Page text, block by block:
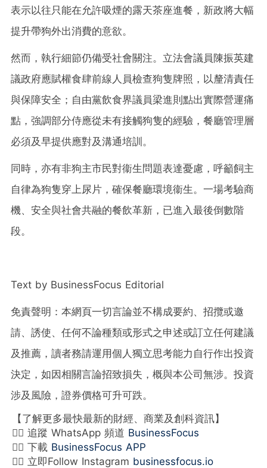
表示以往只能在允許吸煙的露天茶座進餐，新政將大幅
提升帶狗外出消費的意欲。
然而，執行細節仍備受社會關注。立法會議員陳振英建
議政府應賦權食肆前線人員檢查狗隻牌照，以釐清責任
與保障安全；自由黨飲食界議員梁進則點出實際營運痛
點，強調部分侍應從未有接觸狗隻的經驗，餐廳管理層
必須及早提供應對及溝通培訓。
同時，亦有非狗主市民對衞生問題表達憂慮，呼籲飼主
自律為狗隻穿上尿片，確保餐廳環境衞生。一場考驗商
機、安全與社會共融的餐飲革新，已進入最後倒數階
段。
Text by BusinessFocus Editorial
免責聲明：本網頁一切言論並不構成要約、招攬或邀
請、誘使、任何不論種類或形式之申述或訂立任何建議
及推薦，讀者務請運用個人獨立思考能力自行作出投資
決定，如因相關言論招致損失，概與本公司無涉。投資
涉及風險，證券價格可升可跌。
【了解更多最快最新的財經、商業及創科資訊】
👉🏻 追蹤 WhatsApp 頻道 BusinessFocus
👉🏻 下載 BusinessFocus APP
👉🏻 立即Follow Instagram businessfocus.io